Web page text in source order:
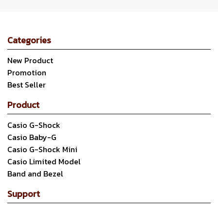
Categories
New Product
Promotion
Best Seller
Product
Casio G-Shock
Casio Baby-G
Casio G-Shock Mini
Casio Limited Model
Band and Bezel
Support